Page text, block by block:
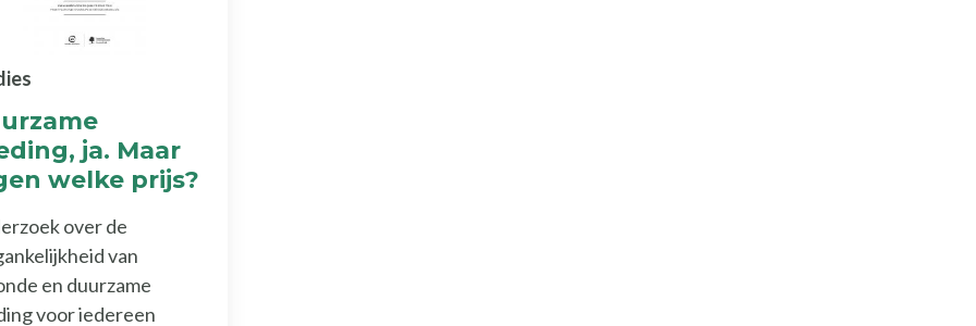
ja. Maar
welke prijs?
over de
van
en duurzame
voor iedereen